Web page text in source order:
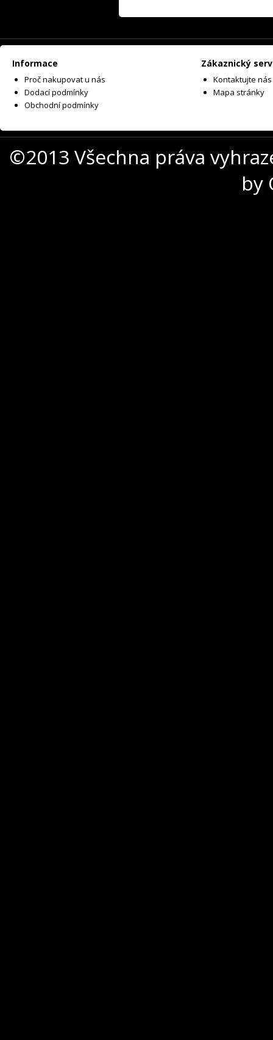
Informace
Proč nakupovat u nás
Dodací podmínky
Obchodní podmínky
Zákaznický
Kontaktujte nás
Mapa stránky
©2013 Všechna práva
by